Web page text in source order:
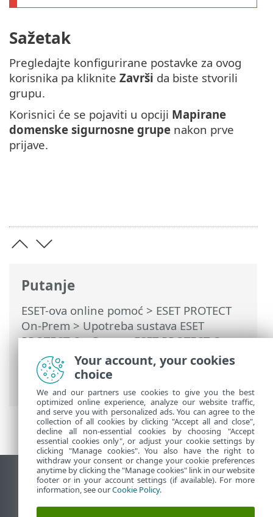
Putanje
ESET-ova online pomoć > ESET PROTECT
On-Prem > Upotreba sustava ESET
PROTECT On-Prem>ESET PROTECT On-
Prem Glavni izbornik> Više >Prava
pristupa
>Korisnici
> Dodajte mapiranu
domensku sigurnosnu grupu
Sažetak
Pregledajte konfigurirane postavke za ovog
korisnika pa kliknite Završi da biste stvorili
grupu.
Korisnici će se pojaviti u opciji Mapirane
domenske sigurnosne grupe nakon prve
prijave.
Prikaži stranicu za radnu površinu
End of Life
ESET-ova baza znanja
Your account, your cookies
choice
We and our partners use cookies to give you the best
optimized online experience, analyze our website traffic,
and serve you with personalized ads. You can agree to the
collection of all cookies by clicking "Accept all and close",
decline all non-essential cookies by choosing "Accept
essential cookies only", or adjust your cookie settings by
clicking "Manage cookies". You also have the right to
withdraw your consent or change your cookie preferences
anytime by clicking the "Manage cookies" link in our website
footer or in your account settings (if available). For more
information, see ourCookie Policy.